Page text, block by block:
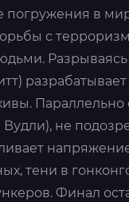
погружения в
с
Параллельно
не
тени в
Финал